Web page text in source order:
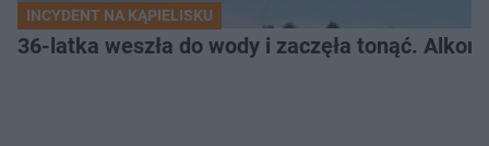
INCYDENT NA KĄPIELISKU
36-latka weszła do wody i zaczęła tonąć.